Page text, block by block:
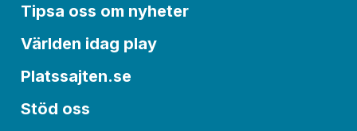
Tipsa oss om nyheter
Världen idag play
Platssajten.se
Stöd oss